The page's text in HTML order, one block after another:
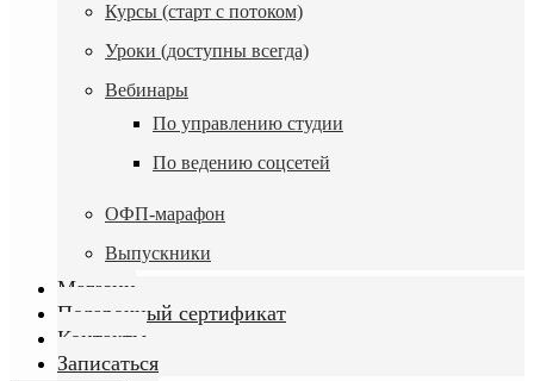
Курсы (старт с потоком)
Уроки (доступны всегда)
Вебинары
По управлению студии
По ведению соцсетей
ОФП-марафон
Выпускники
Магазин
Подарочный сертификат
Контакты
Записаться